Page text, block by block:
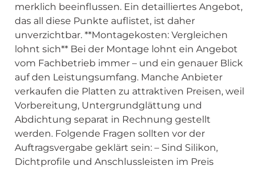
merklich beeinflussen. Ein detailliertes Angebot,
das all diese Punkte auflistet, ist daher
unverzichtbar. **Montagekosten: Vergleichen
lohnt sich** Bei der Montage lohnt ein Angebot
vom Fachbetrieb immer – und ein genauer Blick
auf den Leistungsumfang. Manche Anbieter
verkaufen die Platten zu attraktiven Preisen, weil
Vorbereitung, Untergrundglättung und
Abdichtung separat in Rechnung gestellt
werden. Folgende Fragen sollten vor der
Auftragsvergabe geklärt sein: – Sind Silikon,
Dichtprofile und Anschlussleisten im Preis